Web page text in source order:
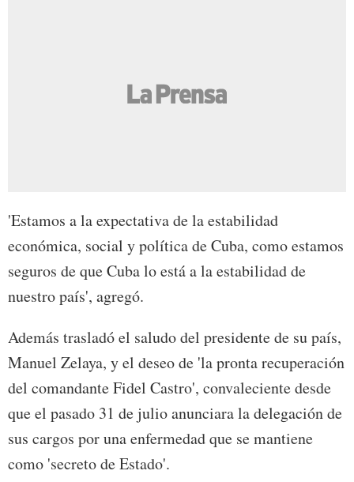
'Estamos a la expectativa de la estabilidad
económica, social y política de Cuba, como estamos
seguros de que Cuba lo está a la estabilidad de
nuestro país', agregó.
Además trasladó el saludo del presidente de su país,
Manuel Zelaya, y el deseo de 'la pronta recuperación
del comandante Fidel Castro', convaleciente desde
que el pasado 31 de julio anunciara la delegación de
sus cargos por una enfermedad que se mantiene
como 'secreto de Estado'.